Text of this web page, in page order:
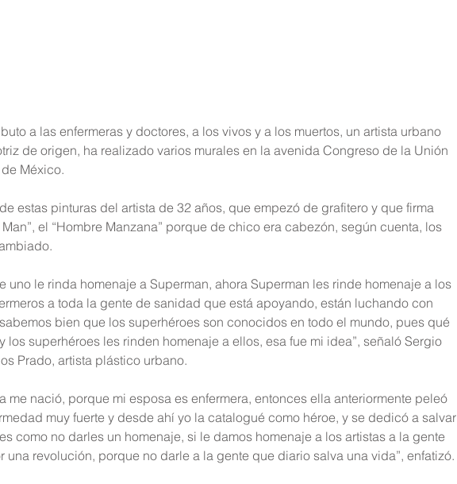
a las enfermeras y doctores, a los vivos y a los muertos, un artista urbano
de origen, ha realizado varios murales en la avenida Congreso de la Unión
México.
estas pinturas del artista de 32 años, que empezó de grafitero y que firma
el “Hombre Manzana” porque de chico era cabezón, según cuenta, los
uno le rinda homenaje a Superman, ahora Superman les rinde homenaje a los
a toda la gente de sanidad que está apoyando, están luchando con
bien que los superhéroes son conocidos en todo el mundo, pues qué
los superhéroes les rinden homenaje a ellos, esa fue mi idea”, señaló Sergio
Prado, artista plástico urbano.
me nació, porque mi esposa es enfermera, entonces ella anteriormente peleó
muy fuerte y desde ahí yo la catalogué como héroe, y se dedicó a salvar
como no darles un homenaje, si le damos homenaje a los artistas a la gente
una revolución, porque no darle a la gente que diario salva una vida”, enfatizó.